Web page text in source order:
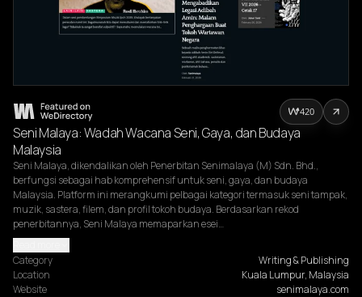
Seni Malaya: Wadah Wacana Seni, Gaya, dan Budaya
Malaysia
Seni Malaya, dikendalikan oleh Penerbitan Senimalaya (M) Sdn. Bhd.,
berfungsi sebagai hab komprehensif untuk seni, gaya, dan budaya
Malaysia. Platform ini merangkumi pelbagai kategori termasuk seni tampak,
muzik, sastera, filem, dan profil tokoh budaya. Berdasarkan rekod
penerbitannya, Seni Malaya memaparkan esei…
Category
Writing & Publishing
Location
Kuala Lumpur, Malaysia
Website
senimalaya.com
420